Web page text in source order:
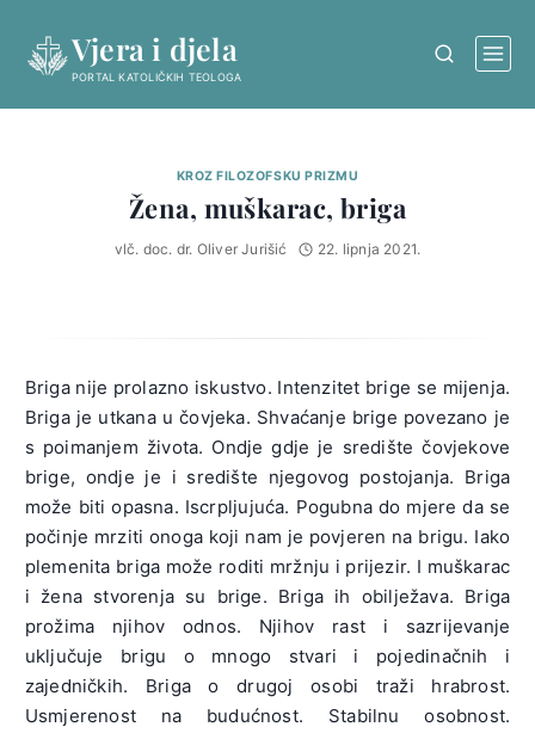
content
Vjera i djela
PORTAL KATOLIČKIH TEOLOGA
KROZ FILOZOFSKU PRIZMU
Žena, muškarac, briga
vlč. doc. dr. Oliver Jurišić 22. lipnja 2021.
Briga nije prolazno iskustvo. Intenzitet brige se mijenja.
Briga je utkana u čovjeka. Shvaćanje brige povezano je
s poimanjem života. Ondje gdje je središte čovjekove
brige, ondje je i središte njegovog postojanja. Briga
može biti opasna. Iscrpljujuća. Pogubna do mjere da se
počinje mrziti onoga koji nam je povjeren na brigu. Iako
plemenita briga može roditi mržnju i prijezir. I muškarac
i žena stvorenja su brige. Briga ih obilježava. Briga
prožima njihov odnos. Njihov rast i sazrijevanje
uključuje brigu o mnogo stvari i pojedinačnih i
zajedničkih. Briga o drugoj osobi traži hrabrost.
Usmjerenost na budućnost. Stabilnu osobnost.